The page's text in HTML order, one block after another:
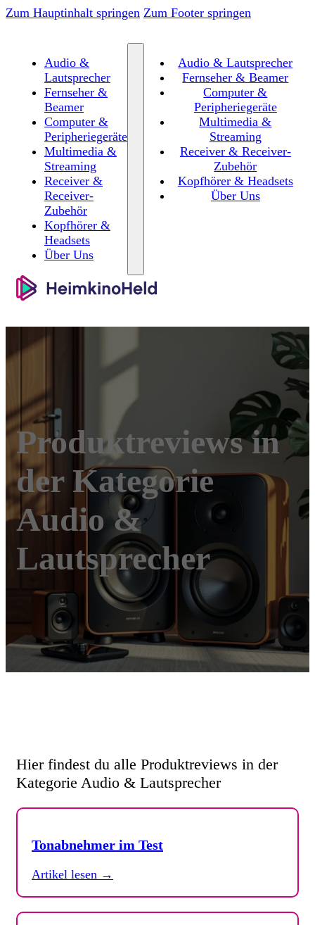
Zum Hauptinhalt springen Zum Footer springen
Audio &
Lautsprecher
Fernseher &
Beamer
Computer &
Peripheriegeräte
Multimedia &
Streaming
Receiver &
Receiver-
Zubehör
Kopfhörer &
Headsets
Über Uns
Audio & Lautsprecher
Fernseher & Beamer
Computer &
Peripheriegeräte
Multimedia &
Streaming
Receiver & Receiver-
Zubehör
Kopfhörer & Headsets
Über Uns
Produktreviews in
der Kategorie
Audio &
Lautsprecher
Hier findest du alle Produktreviews in der
Kategorie Audio & Lautsprecher
Tonabnehmer im Test
Artikel lesen →